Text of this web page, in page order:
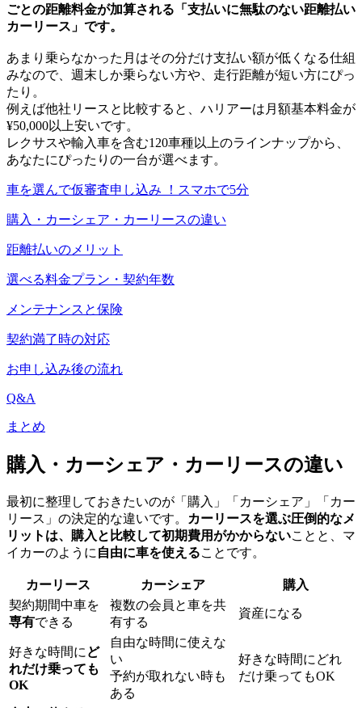
ごとの距離料金が加算される「支払いに無駄のない距離払い
カーリース」です。
あまり乗らなかった月はその分だけ支払い額が低くなる仕組
みなので、週末しか乗らない方や、走行距離が短い方にぴっ
たり。
例えば他社リースと比較すると、ハリアーは月額基本料金が
¥50,000以上安いです。
レクサスや輸入車を含む120車種以上のラインナップから、
あなたにぴったりの一台が選べます。
車を選んで仮審査申し込み ！スマホで5分
購入・カーシェア・カーリースの違い
距離払いのメリット
選べる料金プラン・契約年数
メンテナンスと保険
契約満了時の対応
お申し込み後の流れ
Q&A
まとめ
購入・カーシェア・カーリースの違い
最初に整理しておきたいのが「購入」「カーシェア」「カー
リース」の決定的な違いです。
カーリースを選ぶ圧倒的なメ
リットは、購入と比較して初期費用がかからないことと、マ
イカーのように 自由に車を使えることです。
カーリース カーシェア
購入
契約期間中車を
専有できる
複数の会員と車を共
有する
資産になる
好きな時間に ど
れだけ乗っても
OK
自由な時間に使えな
い
予約が取れない時も
ある
好きな時間にどれ
だけ乗ってもOK